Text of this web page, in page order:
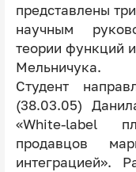
представлены
научным
теории функций
Мельничука.
Студент
(38.03.05)
«White-label
продавцов
интеграцией».